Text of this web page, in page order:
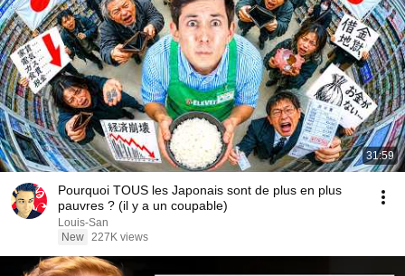
31:59
Pourquoi TOUS les Japonais sont de plus en plus
pauvres ? (il y a un coupable)
Louis-San
New 227K views